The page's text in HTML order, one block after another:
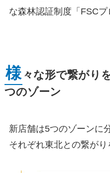
な森林認証制度「FSC
様 々な形で繋がり
つのゾーン
新店舗は5つのゾーンに
それぞれ東北との繋がり